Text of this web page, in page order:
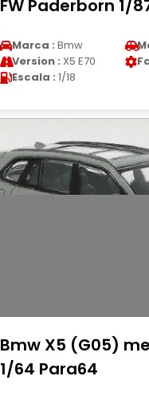
FW Paderborn 1/
Marca : Bmw
Version : X5 E70
Escala : 1/18
Bmw X5 (G05)
1/64 Para64